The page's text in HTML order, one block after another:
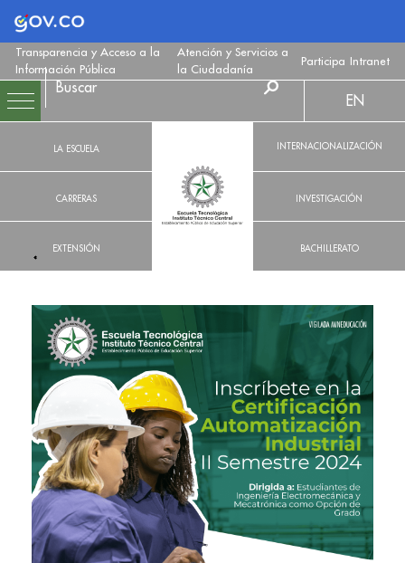
Logo Gobierno de Colombia
Transparencia y Acceso a la
Información Pública
Atención y Servicios a
la Ciudadanía
Participa Intranet
LA ESCUELA
CARRERAS
EXTENSIÓN
EN
INTERNACIONALIZACIÓN
INVESTIGACIÓN
BACHILLERATO